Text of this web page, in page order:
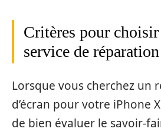
Critères pour
service de réparation
Lorsque vous cherchez un
d’écran pour votre iPhone
de bien évaluer le savoir-